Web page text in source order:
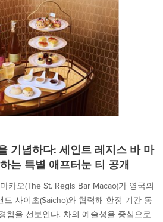
기념하다: 세인트 레지스 바 마
는 특별 애프터눈 티 공개
카오(The St. Regis Bar Macao)가 영국의
사이초(Saicho)와 협력해 한정 기간 동
험을 선보인다. 차의 예술성을 중심으로